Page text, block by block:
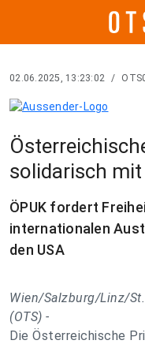
02.06.2025, 13:23:02 /
solidarisch
ÖPUK fordert
internationalen
den USA
Wien/Salzburg/Linz/
(OTS) -
Die Österreichische